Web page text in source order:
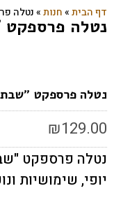
דף הבית»חנות»נטלה
נטלה
נטלה פרספקט
₪129.00
נטלה פרספקט
יופי, שימושיות